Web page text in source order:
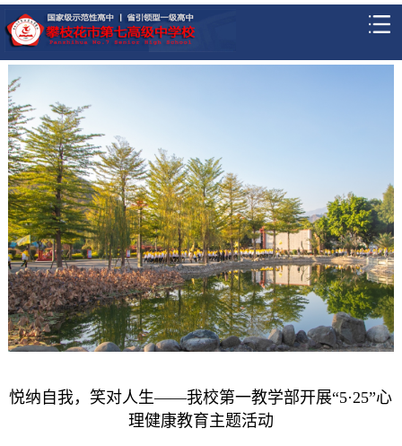
悦纳自我，笑对人生——我校第一教学部开展“5·25”心
理健康教育主题活动